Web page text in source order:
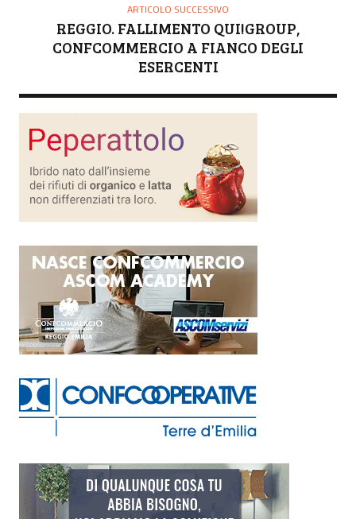
ARTICOLO SUCCESSIVO
REGGIO. FALLIMENTO QUI!GROUP,
CONFCOMMERCIO A FIANCO DEGLI
ESERCENTI